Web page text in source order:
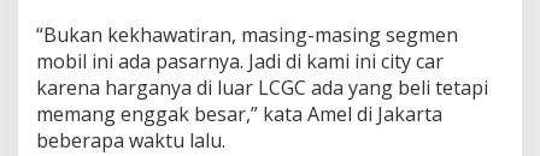
“Bukan kekhawatiran, masing-masing segmen
mobil ini ada pasarnya. Jadi di kami ini city car
karena harganya di luar LCGC ada yang beli tetapi
memang enggak besar,” kata Amel di Jakarta
beberapa waktu lalu.